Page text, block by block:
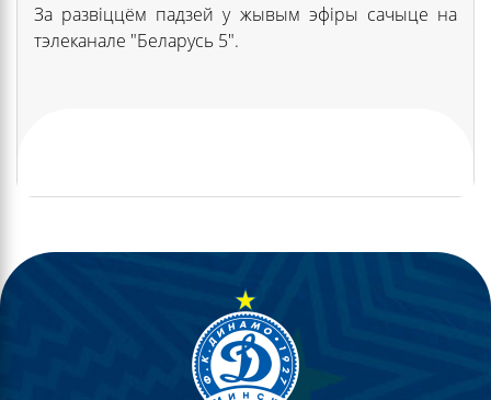
За развіццём падзей у жывым эфіры сачыце на
тэлеканале "Беларусь 5".